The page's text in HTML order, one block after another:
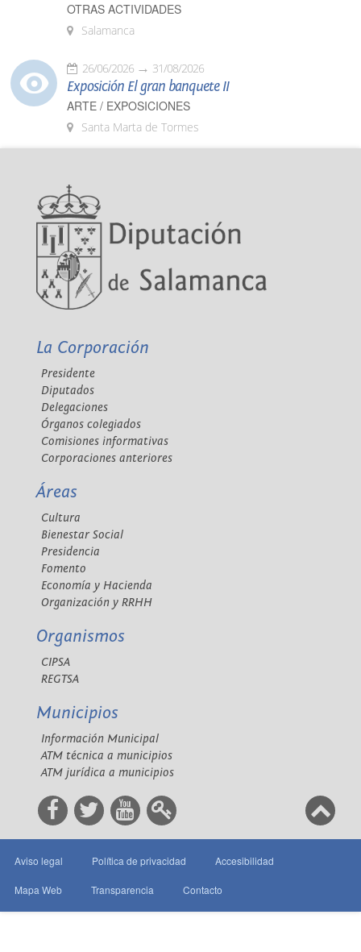
OTRAS ACTIVIDADES
Salamanca
26/06/2026 31/08/2026
Exposición El gran banquete II
ARTE / EXPOSICIONES
Santa Marta de Tormes
La Corporación
Presidente
Diputados
Delegaciones
Órganos colegiados
Comisiones informativas
Corporaciones anteriores
Áreas
Cultura
Bienestar Social
Presidencia
Fomento
Economía y Hacienda
Organización y RRHH
Organismos
CIPSA
REGTSA
Municipios
Información Municipal
ATM técnica a municipios
ATM jurídica a municipios
Aviso legal Política de privacidad Accesibilidad
Mapa Web Transparencia Contacto